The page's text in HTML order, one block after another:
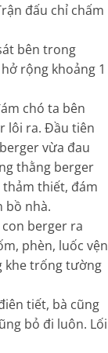
đấu chỉ chấm
bên trong
rộng khoảng 1
chó ta bên
lôi ra. Đầu tiên
vừa đau
thằng berger
thiết, đám
bồ nhà.
berger ra
phèn, luốc vện
khe trống tường
tiết, bà cũng
bỏ đi luôn. Lối